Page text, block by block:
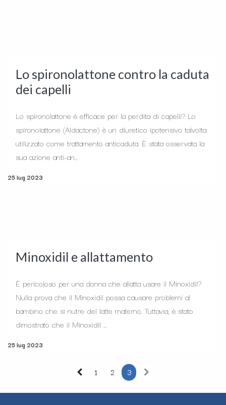
Lo spironolattone contro la caduta
dei capelli
Lo spironolattone è efficace per la perdita di capelli? Lo
spironolattone (Aldactone) è un diuretico ipotensivo talvolta
utilizzato come trattamento anticaduta. È stata osservata la
sua azione anti-an...
25 lug 2023
Minoxidil e allattamento
È pericoloso per una donna che allatta usare il Minoxidil?
Nulla prova che il Minoxidil possa causare problemi al
bambino che si nutre del latte materno. Tuttavia, è stato
dimostrato che il Minoxidil ...
25 lug 2023
1 2 3